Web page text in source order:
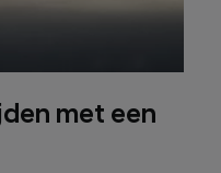
met een